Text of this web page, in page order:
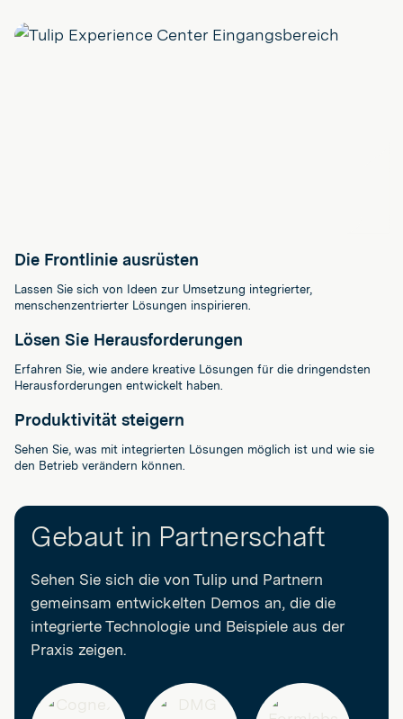
Die Frontlinie ausrüsten
Lassen Sie sich von Ideen zur Umsetzung integrierter,
menschenzentrierter Lösungen inspirieren.
Lösen Sie Herausforderungen
Erfahren Sie, wie andere kreative Lösungen für die dringendsten
Herausforderungen entwickelt haben.
Produktivität steigern
Sehen Sie, was mit integrierten Lösungen möglich ist und wie sie
den Betrieb verändern können.
Gebaut in Partnerschaft
Sehen Sie sich die von Tulip und Partnern
gemeinsam entwickelten Demos an, die die
integrierte Technologie und Beispiele aus der
Praxis zeigen.